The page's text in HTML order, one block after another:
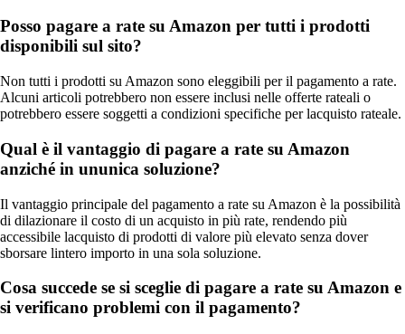
Posso pagare a rate su Amazon per tutti i prodotti
disponibili sul sito?
Non tutti i prodotti su Amazon sono eleggibili per il pagamento a rate.
Alcuni articoli potrebbero non essere inclusi nelle offerte rateali o
potrebbero essere soggetti a condizioni specifiche per lacquisto rateale.
Qual è il vantaggio di pagare a rate su Amazon
anziché in ununica soluzione?
Il vantaggio principale del pagamento a rate su Amazon è la possibilità
di dilazionare il costo di un acquisto in più rate, rendendo più
accessibile lacquisto di prodotti di valore più elevato senza dover
sborsare lintero importo in una sola soluzione.
Cosa succede se si sceglie di pagare a rate su Amazon e
si verificano problemi con il pagamento?